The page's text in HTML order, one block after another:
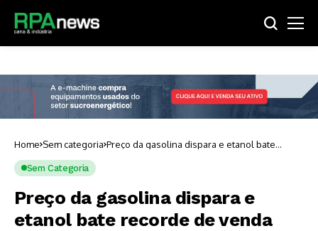
Home Sem categoria Preço da gasolina dispara e etanol bate
recorde de venda
Sem Categoria
Preço da gasolina dispara e
etanol bate recorde de venda